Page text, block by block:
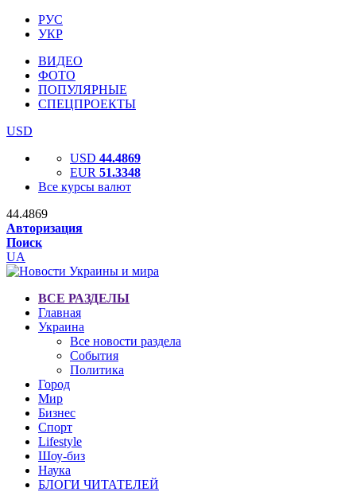
РУС
УКР
ВИДЕО
ФОТО
ПОПУЛЯРНЫЕ
СПЕЦПРОЕКТЫ
USD
USD 44.4869
EUR 51.3348
Все курсы валют
44.4869
Авторизация
Поиск
UA
ВСЕ РАЗДЕЛЫ
Главная
Украина
Все новости раздела
События
Политика
Город
Мир
Бизнес
Спорт
Lifestyle
Шоу-биз
Наука
БЛОГИ ЧИТАТЕЛЕЙ